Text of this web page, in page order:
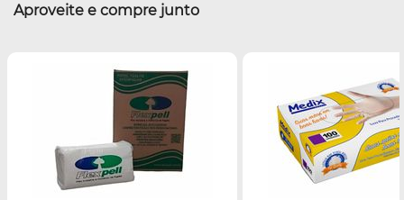
Aproveite e compre junto